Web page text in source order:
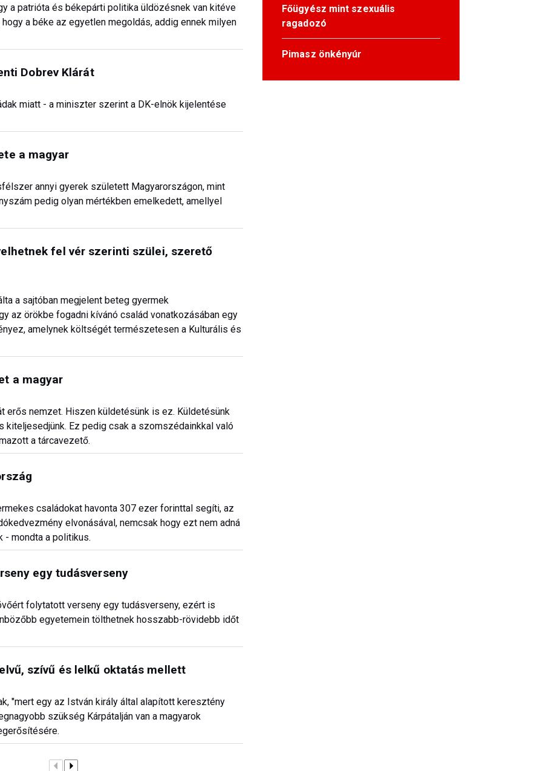
a patrióta és békepárti politika üldözésnek van kitéve
a béke az egyetlen megoldás, addig ennek milyen
Dobrev Klárát
miatt - a miniszter szerint a DK-elnök kijelentése
a magyar
annyi gyerek született Magyarországon, mint
pedig olyan mértékben emelkedett, amellyel
fel vér szerinti szülei, szerető
a sajtóban megjelent beteg gyermek
az örökbe fogadni kívánó család vonatkozásában egy
amelynek költségét természetesen a Kulturális és
a magyar
erős nemzet. Hiszen küldetésünk is ez. Küldetésünk
kiteljesedjünk. Ez pedig csak a szomszédainkkal való
a tárcavezető.
családokat havonta 307 ezer forinttal segíti, az
elvonásával, nemcsak hogy ezt nem adná
- mondta a politikus.
egy tudásverseny
folytatott verseny egy tudásverseny, ezért is
egyetemein tölthetnek hosszabb-rövidebb időt
szívű és lelkű oktatás mellett
"mert egy az István király által alapított keresztény
szükség Kárpátalján van a magyarok
Főügyész mint szexuális
ragadozó
Pimasz önkényúr